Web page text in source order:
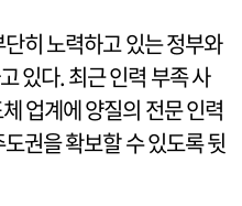
히 노력하고 있는 정부와
있다. 최근 인력 부족 사
업계에 양질의 전문 인력
권을 확보할 수 있도록 뒷